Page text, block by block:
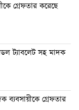
গ্রেফতার করেছে
ট্যাবলেট সহ মাদক
ব্যবসায়ীকে গ্রেফতার